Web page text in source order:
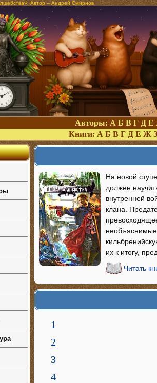
Автор – Андрей Смирнов
Авторы: А Б В Г Д Е
Книги: А Б В Г Д Е Ж З
На новой
должен
внутренней
клана.
их к итогу,
Читать
1
2
3
4